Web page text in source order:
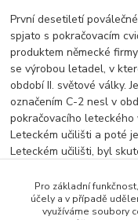
První desetiletí
spjato s pokračovacím
produktem německé
se výrobou letadel, v
období II. světové války.
označením C-2 nesl v
pokračovacího
Leteckém učilišti a poté
Leteckém učilišti, byl
Publikace má formát
papíře, vazba V2, 36
Pro základní
účely a v případě
využíváme soubory